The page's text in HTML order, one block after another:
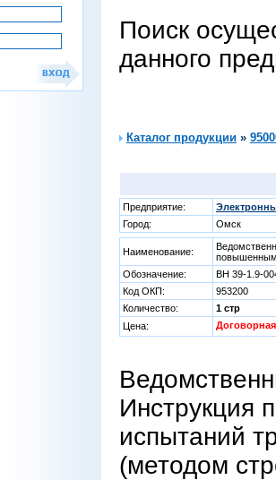
Поиск
данного
Каталог продукции »
Предприятие:
Город:
Омск
Наименование:
повышенным
Обозначение:
ВН 39-1.9-
Код ОКП:
953200
Количество:
1 стр
Цена:
Договорная
Инструкция
испытаний
(методом